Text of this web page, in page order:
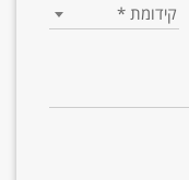
קידומת *